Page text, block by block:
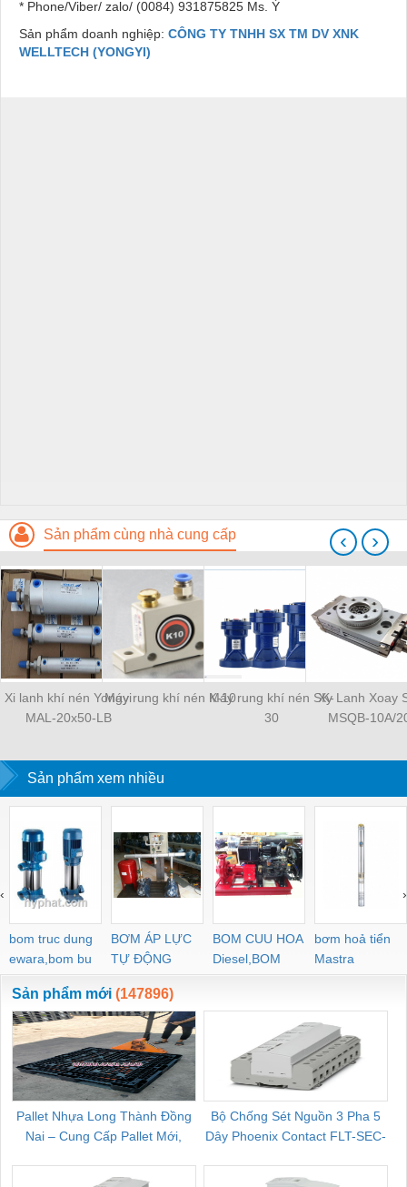
* Phone/Viber/ zalo/ (0084) 931875825 Ms. Ý
Sản phẩm doanh nghiệp: CÔNG TY TNHH SX TM DV XNK
WELLTECH (YONGYI)
Sản phẩm cùng nhà cung cấp
Xi lanh khí nén Yongyi
MAL-20x50-LB
Máy rung khí nén K-10Máy rung khí nén SK-
30
Xy Lanh Xoay
MSQB-10A/
‹ ›
Sản phẩm xem nhiều
bom truc dung
ewara,bom bu
ewara
BƠM ÁP LỰC
TỰ ĐỘNG
BOM CUU HOA
Diesel,BOM
CHUA CHAY
bơm hoả tiển
Mastra
‹ ›
Sản phẩm mới (147896)
Pallet Nhựa Long Thành Đồng
Nai – Cung Cấp Pallet Mới,
Bộ Chống Sét Nguồn 3 Pha 5
Dây Phoenix Contact FLT-SEC-